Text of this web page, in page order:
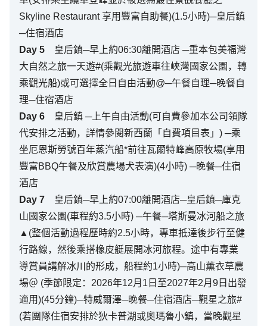
Skyline Restaurant 享用豐富自助餐)(1.5小時)─皇后鎮
─住宿酒店
Day 5
皇后鎮─早上約06:30離開酒店 ─重本包美福灣
大自然之旅一天遊#(乘觀光旅遊車往峽灣國家公園，轉
乘觀光船)或可選擇全日自由活動@─午餐自理─晚餐自
理─住宿酒店
Day 6
皇后鎮 ─上午自由活動(可自費參加本公司領隊
代安排之活動，詳情參閱新西蘭「自費項目表」) ─乘
坐厄恩斯勞號百年蒸汽船*前往瓦爾特峰高原牧場(享用
豐富BBQ午餐及欣賞農場犬表演)(4小時) ─晚餐─住宿
酒店
Day 7
皇后鎮─早上約07:00離開酒店─皇后鎮─庫克
山國家公園(車程約3.5小時) ─午餐─塔斯曼冰河船之旅
▲(整個活動過程歷時約2.5小時，專車抵達後步行至健
行路線，然後乘搭橡皮艇展開冰河旅程。途中有專業
導賞員講解冰川的形成，船程約1小時)─高山薰衣草農
場＠ (季節限定：2026年12月1日至2027年2月9日出發
適用)(45分鐘)─特威爾澤─晚餐─住宿酒店─觀星之旅#
(若團隊住宿安排於狄卡普湖或奧瑪魯小鎮，當晚觀星